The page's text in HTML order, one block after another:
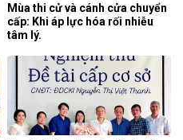
Mùa thi cử và cánh cửa chuyển
cấp: Khi áp lực hóa rối nhiễu
tâm lý.